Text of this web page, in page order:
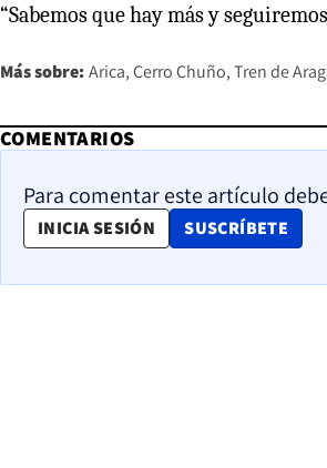
“Sabemos que hay más y
Más sobre: Arica Cerro Chuño Tren de
COMENTARIOS
Para comentar este artículo
INICIA SESIÓN SUSCRÍBETE
OPENS IN NEW